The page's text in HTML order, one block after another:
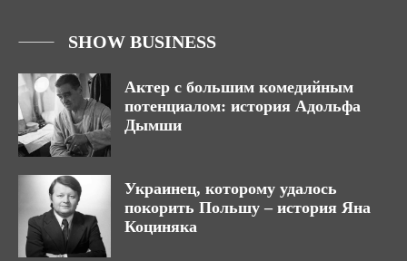
SHOW BUSINESS
Актер с большим комедийным
потенциалом: история Адольфа
Дымши
Украинец, которому удалось
покорить Польшу – история Яна
Коциняка